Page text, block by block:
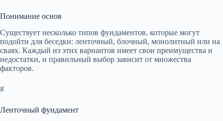
Понимание основ
Существует несколько типов фундаментов, которые могут
подойти для беседки: ленточный, блочный, монолитный или на
сваях. Каждый из этих вариантов имеет свои преимущества и
недостатки, и правильный выбор зависит от множества
факторов.
#
Ленточный фундамент